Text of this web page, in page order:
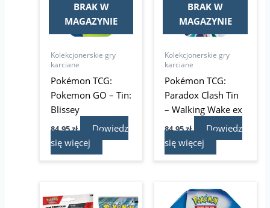
BRAK W
MAGAZYNIE
Kolekcjonerskie gry
karciane
Pokémon TCG:
Pokemon GO – Tin:
Blissey
84,95zł
Dowiedz
się więcej
BRAK W
MAGAZYNIE
Kolekcjonerskie gry
karciane
Pokémon TCG:
Paradox Clash Tin
– Walking Wake ex
84,95zł
Dowiedz
się więcej